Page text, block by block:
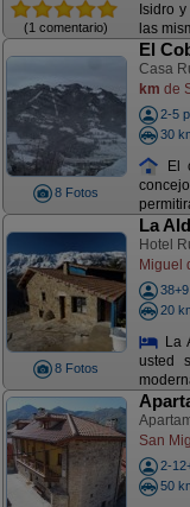
(1 comentario)
Isidro
las
8 Fotos
El
Casa
km de
2-5
30
El
8 Fotos
La
Hotel
Miguel
20
La
usted
San
2-
50